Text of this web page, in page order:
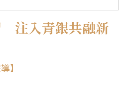
注入青銀共融新
】